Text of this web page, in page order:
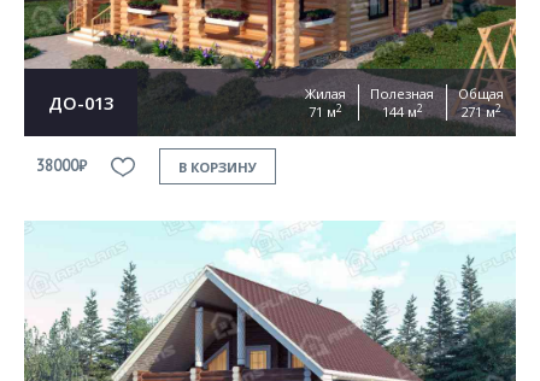
ДО-013
Жилая
71 м2
Полезная
144 м2
Общая
271 м2
38000₽ В КОРЗИНУ